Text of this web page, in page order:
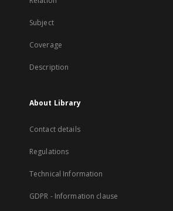
Subject
Coverage
Description
About Library
Contact details
Regulations
Technical Information
GDPR - Information clause